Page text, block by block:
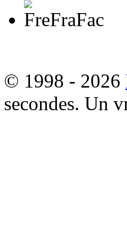
© 1998 - 2026
secondes. Un